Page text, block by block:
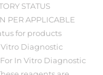
STATUS
PER APPLICABLE
for products
Diagnostic
In Vitro Diagnostic